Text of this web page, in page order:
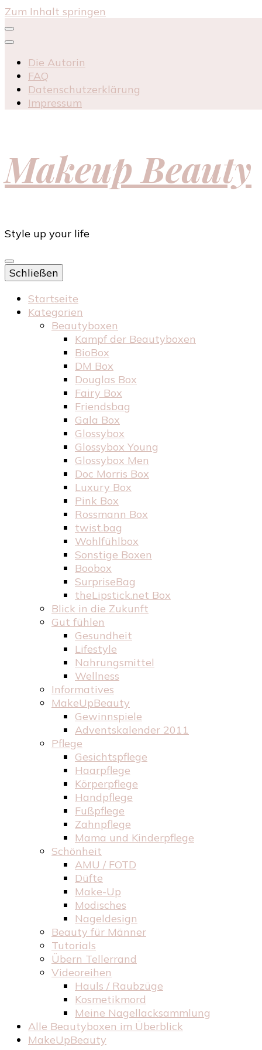
Zum Inhalt springen
Die Autorin
FAQ
Datenschutzerklärung
Impressum
Makeup Beauty
Style up your life
Schließen
Startseite
Kategorien
Beautyboxen
Kampf der Beautyboxen
BioBox
DM Box
Douglas Box
Fairy Box
Friendsbag
Gala Box
Glossybox
Glossybox Young
Glossybox Men
Doc Morris Box
Luxury Box
Pink Box
Rossmann Box
twist.bag
Wohlfühlbox
Sonstige Boxen
Boobox
SurpriseBag
theLipstick.net Box
Blick in die Zukunft
Gut fühlen
Gesundheit
Lifestyle
Nahrungsmittel
Wellness
Informatives
MakeUpBeauty
Gewinnspiele
Adventskalender 2011
Pflege
Gesichtspflege
Haarpflege
Körperpflege
Handpflege
Fußpflege
Zahnpflege
Mama und Kinderpflege
Schönheit
AMU / FOTD
Düfte
Make-Up
Modisches
Nageldesign
Beauty für Männer
Tutorials
Übern Tellerrand
Videoreihen
Hauls / Raubzüge
Kosmetikmord
Meine Nagellacksammlung
Alle Beautyboxen im Überblick
MakeUpBeauty